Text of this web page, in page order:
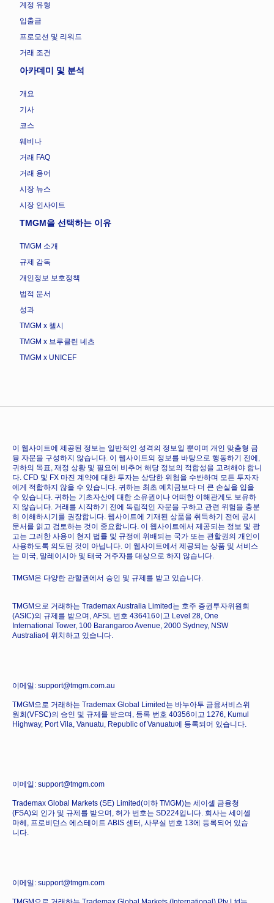
계정 유형
입출금
프로모션 및 리워드
거래 조건
아카데미 및 분석
개요
기사
코스
웨비나
거래 FAQ
거래 용어
시장 뉴스
시장 인사이트
TMGM을 선택하는 이유
TMGM 소개
규제 감독
개인정보 보호정책
법적 문서
성과
TMGM x 첼시
TMGM x 브루클린 네츠
TMGM x UNICEF
이 웹사이트에 제공된 정보는 일반적인 성격의 정보일 뿐이며 개인 맞춤형 금
융 자문을 구성하지 않습니다. 이 웹사이트의 정보를 바탕으로 행동하기 전에,
귀하의 목표, 재정 상황 및 필요에 비추어 해당 정보의 적합성을 고려해야 합니
다. CFD 및 FX 마진 계약에 대한 투자는 상당한 위험을 수반하며 모든 투자자
에게 적합하지 않을 수 있습니다. 귀하는 최초 예치금보다 더 큰 손실을 입을
수 있습니다. 귀하는 기초자산에 대한 소유권이나 어떠한 이해관계도 보유하
지 않습니다. 거래를 시작하기 전에 독립적인 자문을 구하고 관련 위험을 충분
히 이해하시기를 권장합니다. 웹사이트에 기재된 상품을 취득하기 전에 공시
문서를 읽고 검토하는 것이 중요합니다. 이 웹사이트에서 제공되는 정보 및 광
고는 그러한 사용이 현지 법률 및 규정에 위배되는 국가 또는 관할권의 개인이
사용하도록 의도된 것이 아닙니다. 이 웹사이트에서 제공되는 상품 및 서비스
는 미국, 말레이시아 및 태국 거주자를 대상으로 하지 않습니다.
TMGM은 다양한 관할권에서 승인 및 규제를 받고 있습니다.
TMGM으로 거래하는 Trademax Australia Limited는 호주 증권투자위원회
(ASIC)의 규제를 받으며, AFSL 번호 436416이고 Level 28, One
International Tower, 100 Barangaroo Avenue, 2000 Sydney, NSW
Australia에 위치하고 있습니다.
이메일: support@tmgm.com.au
TMGM으로 거래하는 Trademax Global Limited는 바누아투 금융서비스위
원회(VFSC)의 승인 및 규제를 받으며, 등록 번호 40356이고 1276, Kumul
Highway, Port Vila, Vanuatu, Republic of Vanuatu에 등록되어 있습니다.
이메일: support@tmgm.com
Trademax Global Markets (SE) Limited(이하 TMGM)는 세이셸 금융청
(FSA)의 인가 및 규제를 받으며, 허가 번호는 SD224입니다. 회사는 세이셸
마헤, 프로비던스 에스테이트 ABIS 센터, 사무실 번호 13에 등록되어 있습
니다.
이메일: support@tmgm.com